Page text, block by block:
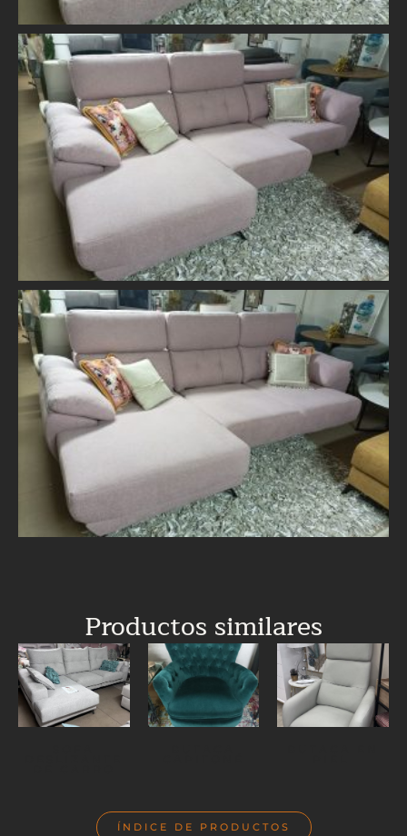
Productos similares
ÍNDICE DE PRODUCTOS